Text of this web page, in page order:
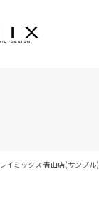
レイミックス 青山店(サンプル)